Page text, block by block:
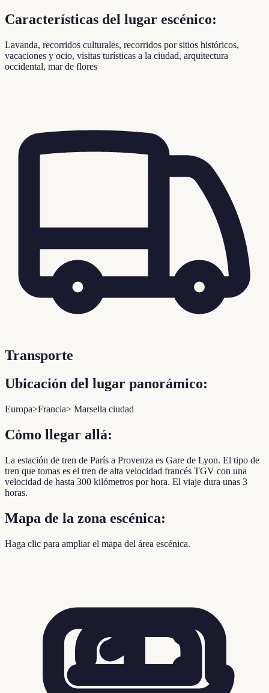
Características del lugar escénico:
Lavanda, recorridos culturales, recorridos por sitios históricos,
vacaciones y ocio, visitas turísticas a la ciudad, arquitectura
occidental, mar de flores
Transporte
Ubicación del lugar panorámico:
Europa>Francia> Marsella ciudad
Cómo llegar allá:
La estación de tren de París a Provenza es Gare de Lyon. El tipo de
tren que tomas es el tren de alta velocidad francés TGV con una
velocidad de hasta 300 kilómetros por hora. El viaje dura unas 3
horas.
Mapa de la zona escénica:
Haga clic para ampliar el mapa del área escénica.